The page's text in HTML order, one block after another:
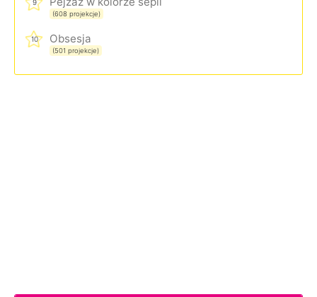
9
(608 projekcje)
10 Obsesja
(501 projekcje)